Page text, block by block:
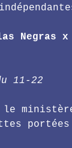
11-22